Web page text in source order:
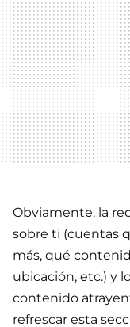
Obviamente, la
sobre ti (cuentas
más, qué
ubicación, etc.) y
contenido
refrescar esta